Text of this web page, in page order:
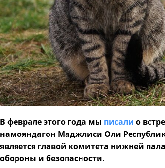
В феврале этого года мы писали о
намояндагон Маджлиси Оли
является главой комитета нижней
обороны и безопасности.